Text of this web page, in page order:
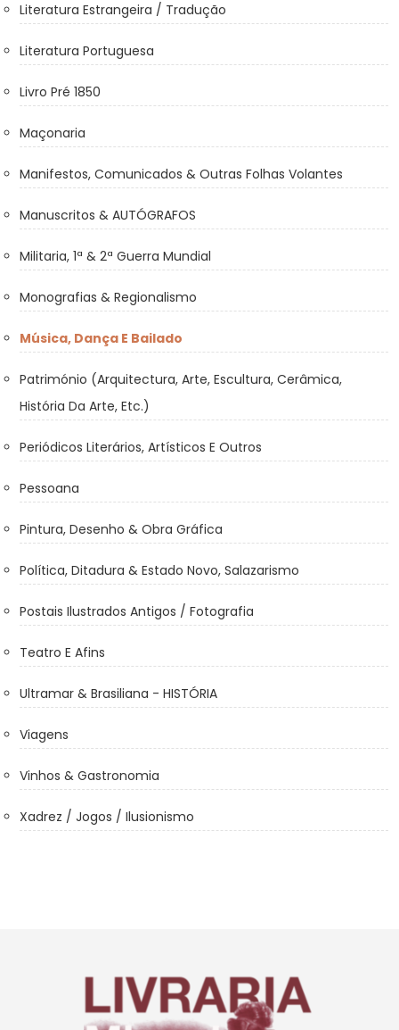
Literatura Estrangeira / Tradução
Literatura Portuguesa
Livro Pré 1850
Maçonaria
Manifestos, Comunicados & Outras Folhas Volantes
Manuscritos & AUTÓGRAFOS
Militaria, 1ª & 2ª Guerra Mundial
Monografias & Regionalismo
Música, Dança E Bailado
Património (Arquitectura, Arte, Escultura, Cerâmica,
História Da Arte, Etc.)
Periódicos Literários, Artísticos E Outros
Pessoana
Pintura, Desenho & Obra Gráfica
Política, Ditadura & Estado Novo, Salazarismo
Postais Ilustrados Antigos / Fotografia
Teatro E Afins
Ultramar & Brasiliana - HISTÓRIA
Viagens
Vinhos & Gastronomia
Xadrez / Jogos / Ilusionismo